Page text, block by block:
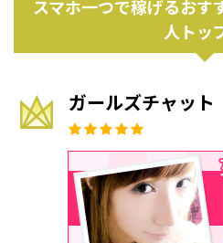
スマホ一つで稼げるおす
人トッ
ガールズチャット